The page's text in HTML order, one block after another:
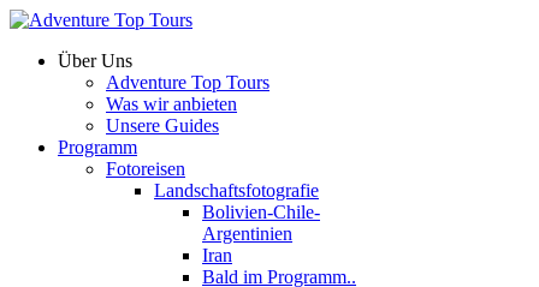
Über Uns
Adventure Top Tours
Was wir anbieten
Unsere Guides
Programm
Fotoreisen
Landschaftsfotografie
Bolivien-Chile-
Argentinien
Iran
Bald im Programm..